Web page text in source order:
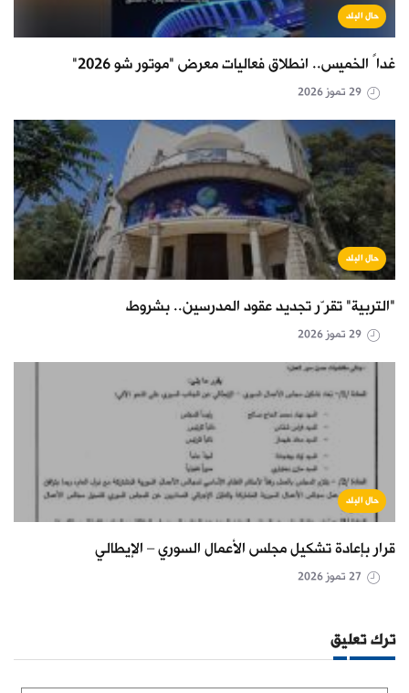
حال البلد
غداً الخميس.. انطلاق فعاليات معرض "موتور شو 2026"
حال البلد
"التربية" تقرّر تجديد عقود المدرسين.. بشروط
حال البلد
قرار بإعادة تشكيل مجلس الأعمال السوري – الإيطالي
ترك تعليق